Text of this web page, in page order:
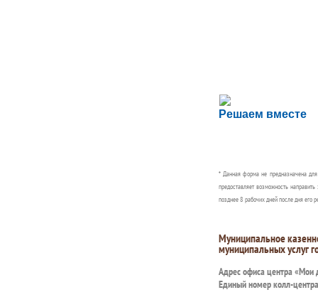
Решаем вместе
Сложности с
Сообщите об этом
* Данная форма не предназначена
предоставляет возможность
позднее 8 рабочих дней после дня его
Муниципальное
муниципальных услуг
Адрес офиса центра «Мои
Единый номер колл-